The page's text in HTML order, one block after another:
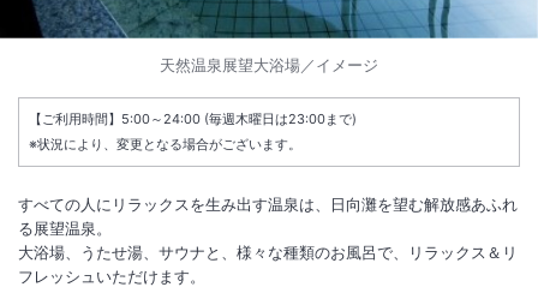
天然温泉展望大浴場／イメージ
【ご利用時間】5:00～24:00 (毎週木曜日は23:00まで)
※状況により、変更となる場合がございます。
すべての人にリラックスを生み出す温泉は、日向灘を望む解放感あふれ
る展望温泉。
大浴場、うたせ湯、サウナと、様々な種類のお風呂で、リラックス＆リ
フレッシュいただけます。